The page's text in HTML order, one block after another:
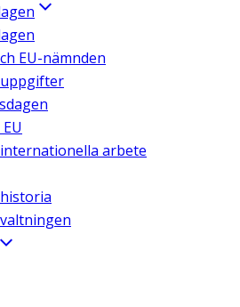
EU-nämnden
uppgifter
arbete